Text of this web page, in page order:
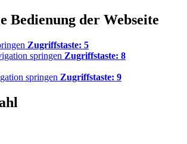
Bedienung der Webseite
Zugriffstaste: 5
springen Zugriffstaste: 8
springen Zugriffstaste: 9